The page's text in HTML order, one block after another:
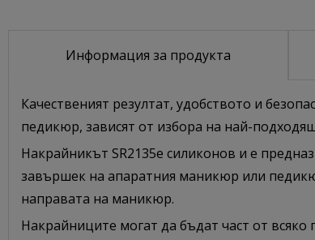
Информация за продукта
Качественият резултат, удобството и
педикюр, зависят от избора на най-
Накрайникът SR2135е силиконов и е
завършек на апаратния маникюр или
направата на маникюр.
Накрайниците могат да бъдат част от